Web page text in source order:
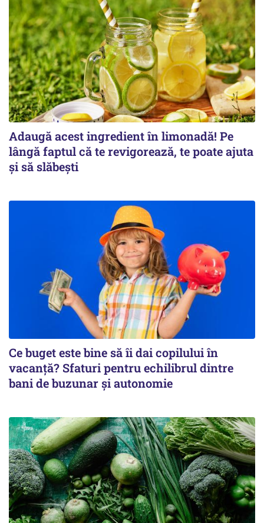
Adaugă acest ingredient în limonadă! Pe
lângă faptul că te revigorează, te poate ajuta
și să slăbești
Ce buget este bine să îi dai copilului în
vacanță? Sfaturi pentru echilibrul dintre
bani de buzunar și autonomie